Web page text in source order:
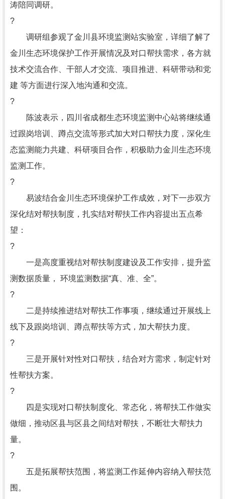
涛陪同调研。
?
调研组参观了金川县环境监测站实验室，详细了解了
金川生态环境保护工作开展情况及对口帮扶需求，各方就
技术交流合作、干部人才交流、项目推进、科研带动和党
建 等方面进行深入地沟通和交流。
?
陈波表示，四川省成都生态环境监测中心站将继续通
过跟岗培训、蹲点交流等形式加大对口帮扶力度，深化生
态监测能力共建、科研项目合作，积极助力金川生态环境
监测工作。
?
易波结合金川生态环境保护工作成效，对下一步双方
深化结对帮扶制度，扎实结对帮扶工作内容提出五点希
望：
?
一是高度重视结对帮扶制度建设及工作安排，提升监
测数据质量， 环境监测数据“真、准、全”。
?
二是持续推进结对帮扶工作事项，继续通过开展线上
线下及跟岗培训、蹲点帮扶等方式，加大帮扶力度。
?
三是开展针对性对口帮扶，结合对方需求，制定针对
性帮扶方案。
?
四是实现对口帮扶制度化、常态化，将帮扶工作做实
做细，推动区县与区县之间结对帮扶，不断壮大帮扶力
量。
?
五是拓展帮扶范围，将监测工作延伸内容纳入帮扶范
围。